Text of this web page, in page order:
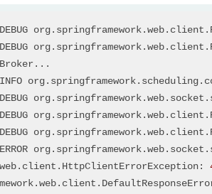
= true)
{
main(String[] args){
rest service
websocket connection